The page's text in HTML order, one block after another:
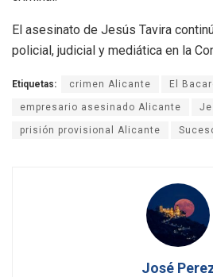
El asesinato de Jesús Tavira
policial, judicial y mediática en la
Etiquetas: crimen Alicante El
empresario asesinado Alicante
prisión provisional Alicante
José